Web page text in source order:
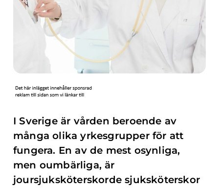
I Sverige är vården beroende av
många olika yrkesgrupper för att
fungera. En av de mest osynliga,
men oumbärliga, är
joursjuksköterskorde sjuksköterskor